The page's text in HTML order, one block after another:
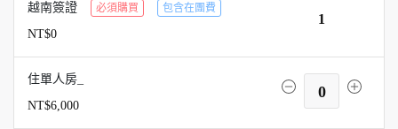
越南簽證 必須購買 包含在團費
NT$0
1
住單人房_
NT$6,000
0